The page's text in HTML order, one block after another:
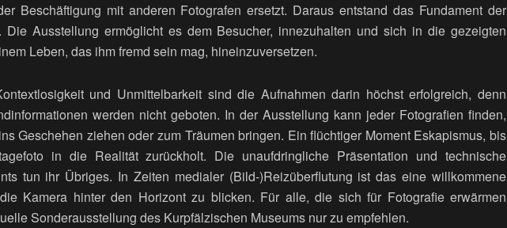
Beschäftigung mit anderen Fotografen ersetzt. Daraus entstand das Fundament der
Die Ausstellung ermöglicht es dem Besucher, innezuhalten und sich in die gezeigten
Leben, das ihm fremd sein mag, hineinzuversetzen.
und Unmittelbarkeit sind die Aufnahmen darin höchst erfolgreich, denn
werden nicht geboten. In der Ausstellung kann jeder Fotografien finden,
Geschehen ziehen oder zum Träumen bringen. Ein flüchtiger Moment Eskapismus, bis
in die Realität zurückholt. Die unaufdringliche Präsentation und technische
tun ihr Übriges. In Zeiten medialer (Bild-)Reizüberflutung ist das eine willkommene
Kamera hinter den Horizont zu blicken. Für alle, die sich für Fotografie erwärmen
Sonderausstellung des Kurpfälzischen Museums nur zu empfehlen.